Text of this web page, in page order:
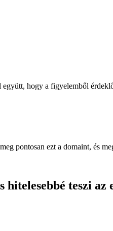
hogy a figyelemből
pontosan ezt a domaint, és
hitelesebbé teszi az